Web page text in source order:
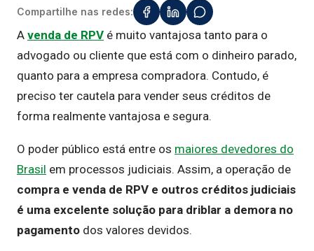
Compartilhe nas redes:
A venda de RPV é muito vantajosa tanto para o
advogado ou cliente que está com o dinheiro parado,
quanto para a empresa compradora. Contudo, é
preciso ter cautela para vender seus créditos de
forma realmente vantajosa e segura.
O poder público está entre os maiores devedores do
Brasil em processos judiciais. Assim, a operação de
compra e venda de RPV e outros créditos judiciais
é uma excelente solução para driblar a demora no
pagamento dos valores devidos.